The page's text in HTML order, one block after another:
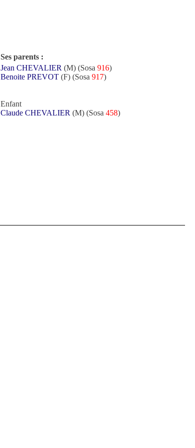
Ses parents :
Jean CHEVALIER (M) (Sosa 916)
Benoite PREVOT (F) (Sosa 917)
Enfant
Claude CHEVALIER (M) (Sosa 458)